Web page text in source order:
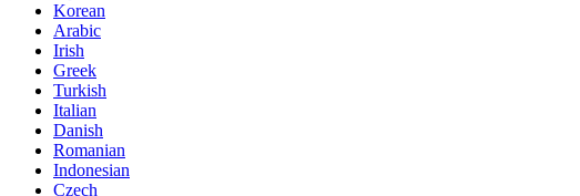
Korean
Arabic
Irish
Greek
Turkish
Italian
Danish
Romanian
Indonesian
Czech